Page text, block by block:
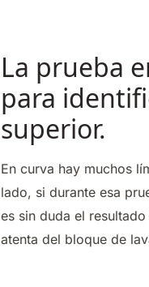
La prueba
para
superior.
En curva hay muchos
lado, si durante esa
es sin duda el
atenta del bloque de